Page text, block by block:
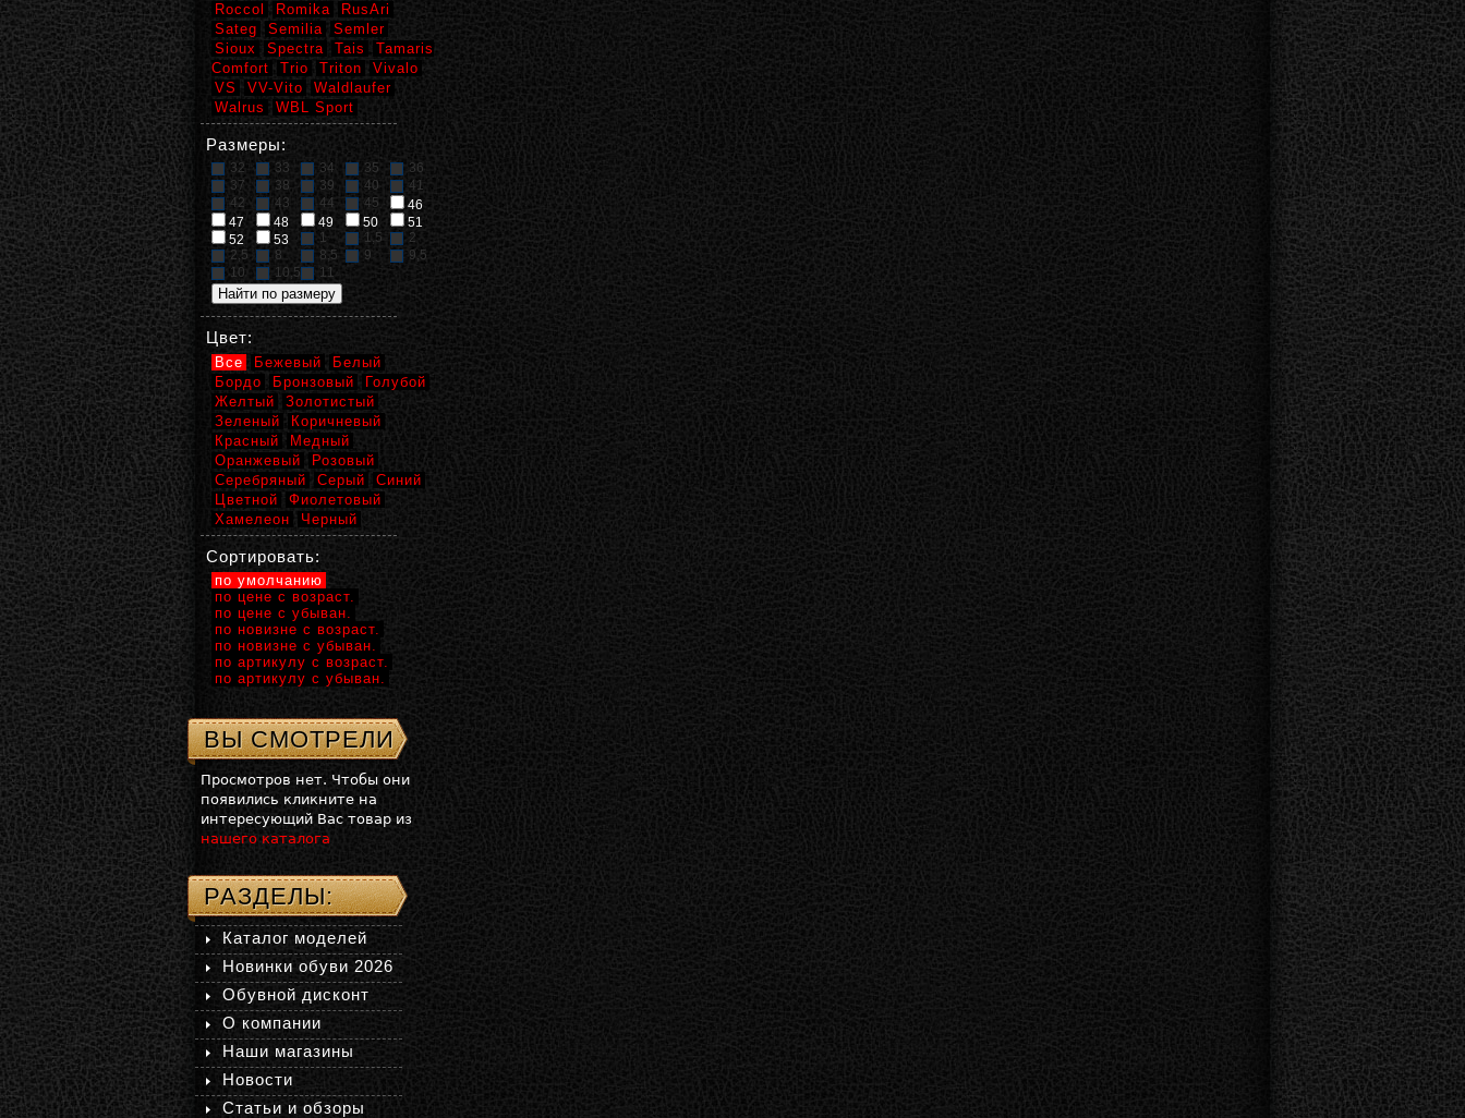
Roccol
Romika
RusAri
Sateg
Semilia
Semler
Sioux
Spectra Tais
Tamaris
Comfort
Trio Triton
Vivalo
VS
VV-Vito
Waldlaufer
Walrus
WBL Sport
Размеры:
32 33 34 35
36
37
38 39 40
41
42
43 44 45
46
47
48 49 50
51
52
53 1 1,5
2
2,5
8 8,5 9
9,5
10
10,5 11
Цвет:
Все Бежевый
Белый
Бордо
Бронзовый
Голубой
Желтый
Золотистый
Зеленый
Коричневый
Красный
Медный
Оранжевый
Розовый
Серебряный
Серый
Синий
Цветной
Фиолетовый
Хамелеон
Черный
Сортировать:
по умолчанию
по цене с возраст.
по цене с убыван.
по новизне с возраст.
по новизне с убыван.
по артикулу с возраст.
по артикулу с убыван.
ВЫ СМОТРЕЛИ
Просмотров нет. Чтобы они
появились кликните на
интересующий Вас товар из
нашего каталога
РАЗДЕЛЫ:
Каталог моделей
Новинки обуви 2026
Обувной дисконт
О компании
Наши магазины
Новости
Статьи и обзоры